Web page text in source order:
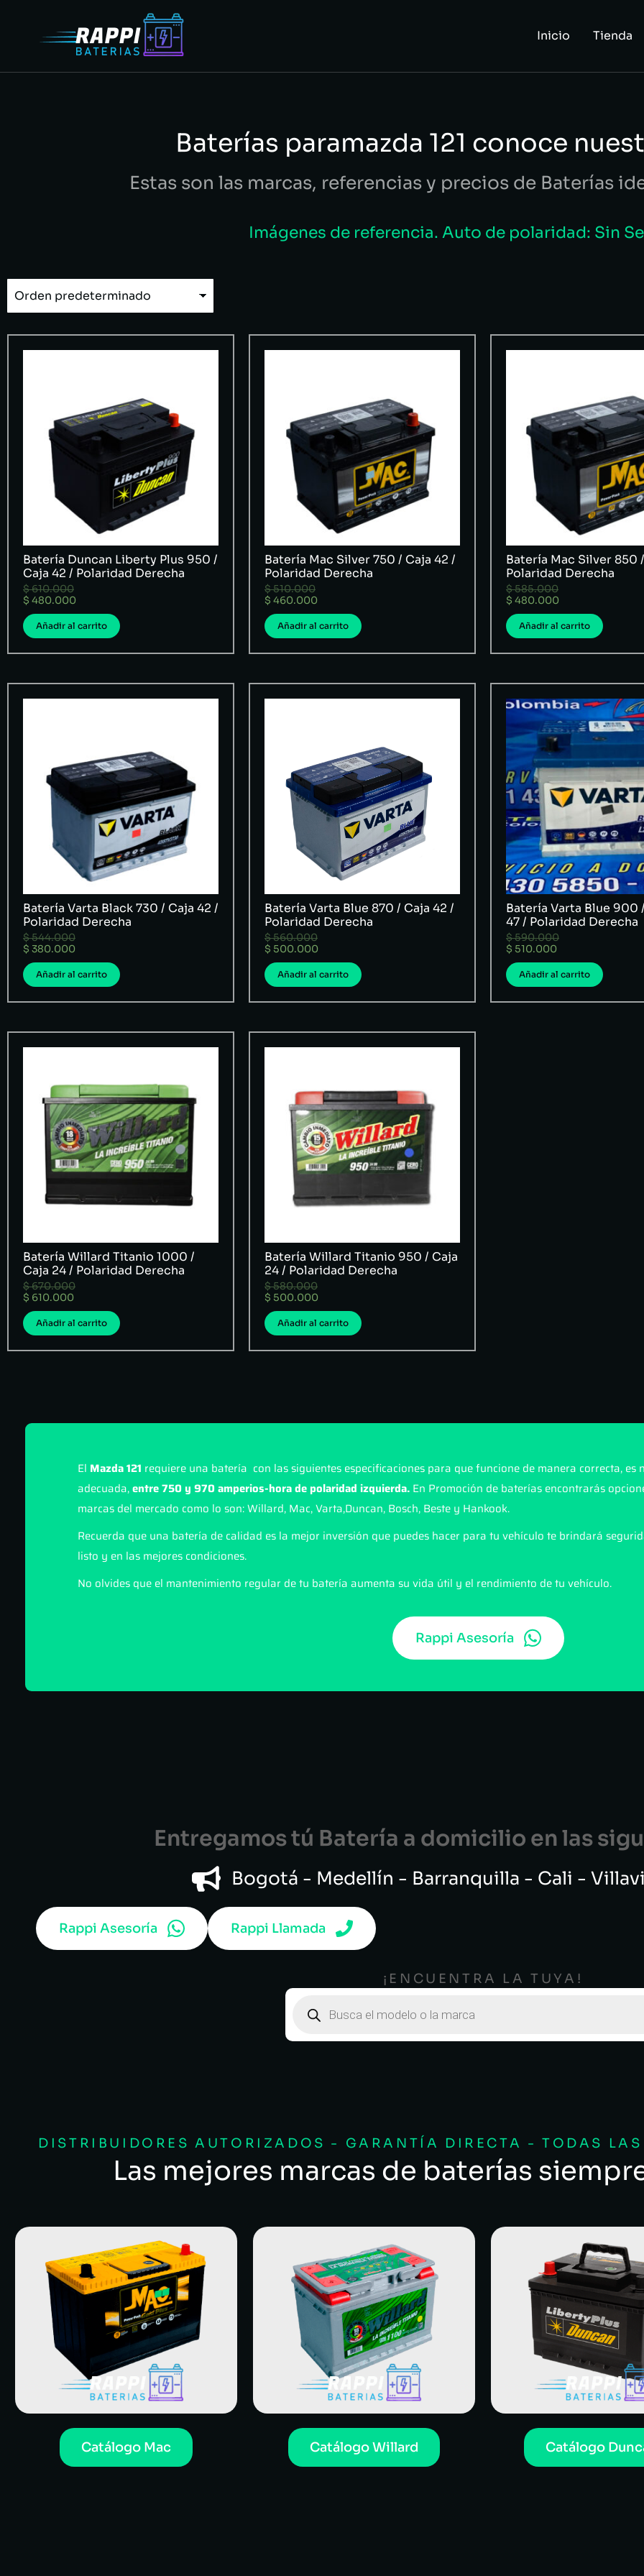
Inicio Tienda
Baterías paramazda 121 conoce
Estas son las marcas, referencias y precios de Baterías
Imágenes de referencia. Auto de polaridad: Sin
Batería Duncan Liberty Plus 950 /
Caja 42 / Polaridad Derecha
$610.000
$ 480.000
Añadir al carrito
Batería Mac Silver 750 / Caja 42 /
Polaridad Derecha
$510.000
$ 460.000
Añadir al carrito
Batería Mac Silver 850
Polaridad Derecha
$585.000
$ 480.000
Añadir al carrito
Batería Varta Black 730 / Caja 42 /
Polaridad Derecha
$544.000
$ 380.000
Añadir al carrito
Batería Varta Blue 870 / Caja 42 /
Polaridad Derecha
$560.000
$ 500.000
Añadir al carrito
Batería Varta Blue 900
47 / Polaridad Derecha
$590.000
$ 510.000
Añadir al carrito
Batería Willard Titanio 1000 /
Caja 24 / Polaridad Derecha
$670.000
$ 610.000
Añadir al carrito
Batería Willard Titanio 950 / Caja
24 / Polaridad Derecha
$580.000
$ 500.000
Añadir al carrito
El Mazda 121 requiere una batería con las siguientes especificaciones para que funcione de manera correcta, es
adecuada,entre 750 y 970 amperios-hora de polaridad izquierda. En Promoción de baterías encontrarás
marcas del mercado como lo son: Willard, Mac, Varta,Duncan, Bosch, Beste y Hankook.
Recuerda que una batería de calidad es la mejor inversión que puedes hacer para tu vehículo te brindará
listo y en las mejores condiciones.
No olvides que el mantenimiento regular de tu batería aumenta su vida útil y el rendimiento de tu vehículo.
Rappi Asesoría
Entregamos tú Batería a domicilio en las
Bogotá - Medellín - Barranquilla - Cali -
Rappi Asesoría Rappi Llamada
¡ENCUENTRA LA TUYA!
DISTRIBUIDORES AUTORIZADOS - GARANTÍA DIRECTA - TODAS LAS
Las mejores marcas de baterías
Catálogo Mac Catálogo Willard Catálogo